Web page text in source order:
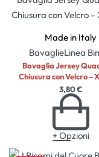
Made in Italy
BavaglieLinea
Bavaglia Jersey
Chiusura con Velcro –
3,80€
+ Opzioni